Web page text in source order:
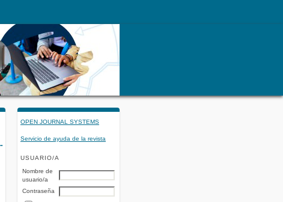
OPEN JOURNAL SYSTEMS
Servicio de ayuda de la revista
USUARIO/A
Nombre de
usuario/a
Contraseña